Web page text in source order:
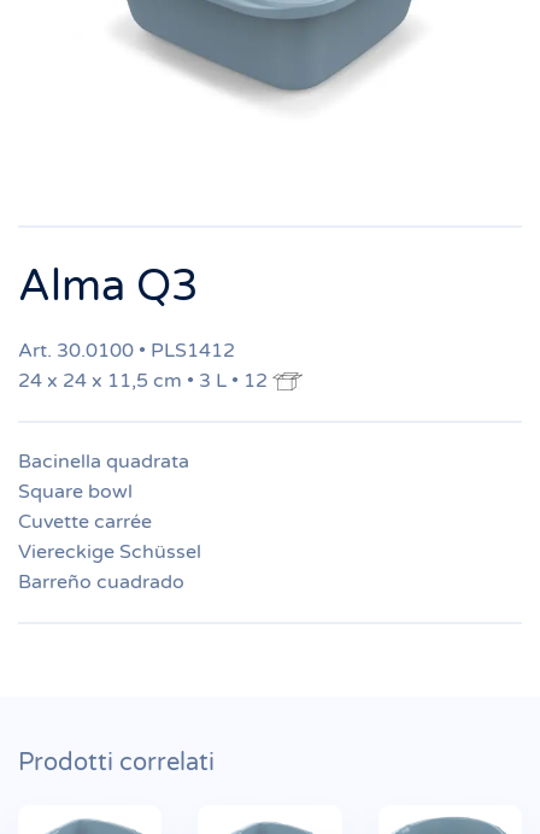
Alma Q3
Art. 30.0100 • PLS1412
24 x 24 x 11,5 cm • 3 L • 12
Bacinella quadrata
Square bowl
Cuvette carrée
Viereckige Schüssel
Barreño cuadrado
Prodotti correlati